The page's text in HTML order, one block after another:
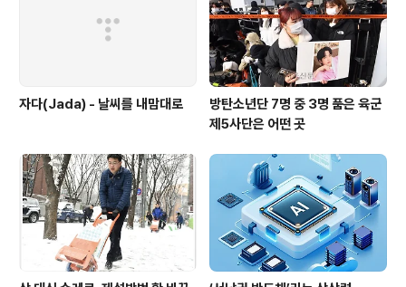
전성, 그리고 이를 위한 긴축재정 담론은 신자유주의의 부
활을 알리는 신호탄이다. 그리고 유럽..
자다(Jada) - 날씨를 내맘대로
방탄소년단 7명 중 3명 품은 육군
제5사단은 어떤 곳